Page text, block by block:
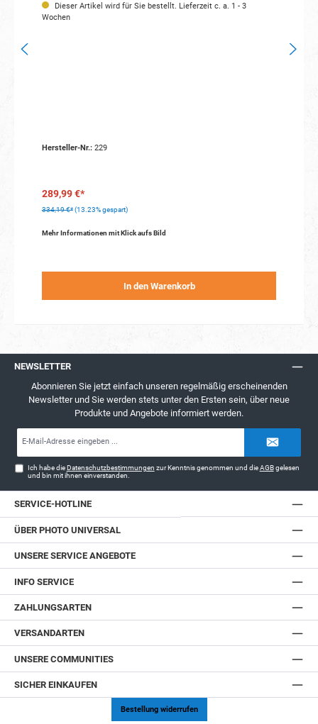
Dieser Artikel wird für Sie bestellt. Lieferzeit c. a. 1 - 3
Wochen
Hersteller-Nr.:229
289,99 €*
334,19 €* (13.23% gespart)
Mehr Informationen mit Klick aufs Bild
In den Warenkorb
NEWSLETTER
Abonnieren Sie jetzt einfach unseren regelmäßig erscheinenden
Newsletter und Sie werden stets unter den Ersten sein, über neue
Produkte und Angebote informiert werden.
Ich habe dieDatenschutzbestimmungen zur Kenntnis genommen und dieAGBgelesen
und bin mit ihnen einverstanden.
SERVICE-HOTLINE
ÜBER PHOTO UNIVERSAL
UNSERE SERVICE ANGEBOTE
INFO SERVICE
ZAHLUNGSARTEN
VERSANDARTEN
UNSERE COMMUNITIES
SICHER EINKAUFEN
Bestellung widerrufen